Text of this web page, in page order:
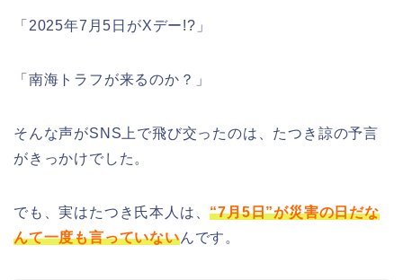
「2025年7月5日がXデー!?」
「南海トラフが来るのか？」
そんな声がSNS上で飛び交ったのは、たつき諒の予言
がきっかけでした。
でも、実はたつき氏本人は、“7月5日”が災害の日だな
んて一度も言っていないんです。